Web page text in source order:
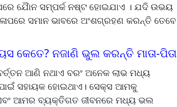
ଯୋୖନ ସମ୍ପର୍କ ନଷ୍ଟ ହୋଇଯାଏ । ଯଦି ଉଭୟ
ସମାନ ଭାବରେ ଅଂଶଗ୍ରହଣ କରନ୍ତି ତେବେ
କେତେ? ନଜାଣି ଭୁଲ କରନ୍ତି ମାତା-ପିତା
ଆଣି ନଥାଏ ବରଂ ଅନେକ ଲାଭ ମଧ୍ୟ
ସହାୟକ ହୋଇଥାଏ। ସେକ୍ସ ଆମକୁ
ଆମର ବ୍ୟକ୍ତିଗତ ଜୀବନରେ ମଧ୍ୟ ଭଲ